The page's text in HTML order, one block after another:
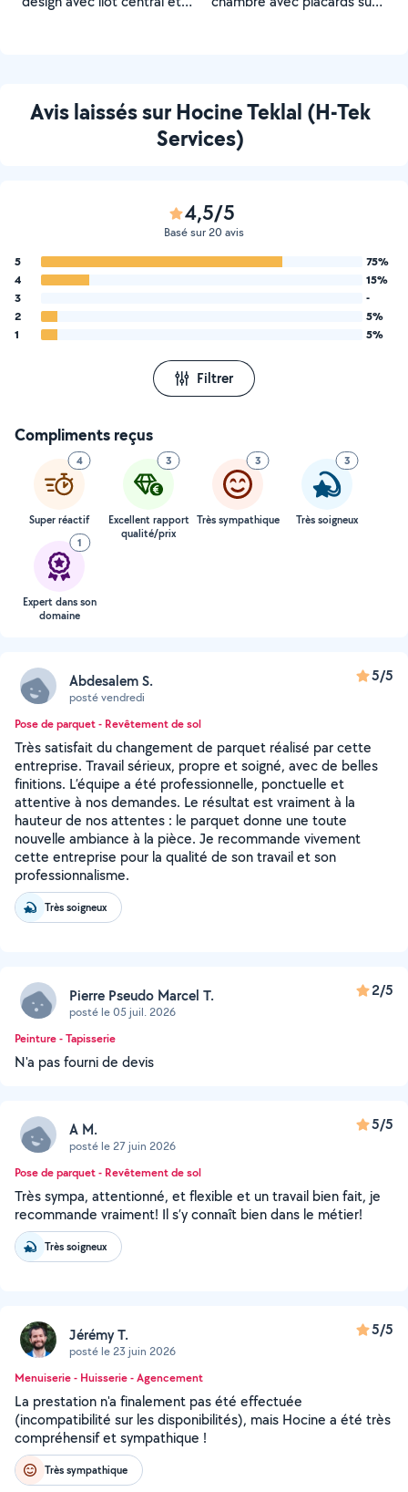
Paris et banlieue.
Disponible sur Paris et
banlieue.
Avis laissés sur Hocine Teklal (H-Tek
Services)
4,5/5
Basé sur 20 avis
5
75%
4
15%
3
-
2
5%
1
5%
Filtrer
Compliments reçus
4
Super réactif
3
Excellent rapport
qualité/prix
3
Très sympathique
3
Très soigneux
1
Expert dans son
domaine
Abdesalem S.
posté vendredi
5/5
Pose de parquet - Revêtement de sol
Très satisfait du changement de parquet réalisé par cette
entreprise. Travail sérieux, propre et soigné, avec de belles
finitions. L’équipe a été professionnelle, ponctuelle et
attentive à nos demandes. Le résultat est vraiment à la
hauteur de nos attentes : le parquet donne une toute
nouvelle ambiance à la pièce. Je recommande vivement
cette entreprise pour la qualité de son travail et son
professionnalisme.
Très soigneux
Pierre Pseudo Marcel T.
posté le 05 juil. 2026
2/5
Peinture - Tapisserie
N'a pas fourni de devis
A M.
posté le 27 juin 2026
5/5
Pose de parquet - Revêtement de sol
Très sympa, attentionné, et flexible et un travail bien fait, je
recommande vraiment! Il s’y connaît bien dans le métier!
Très soigneux
Jérémy T.
posté le 23 juin 2026
5/5
Menuiserie - Huisserie - Agencement
La prestation n'a finalement pas été effectuée
(incompatibilité sur les disponibilités), mais Hocine a été très
compréhensif et sympathique !
Très sympathique